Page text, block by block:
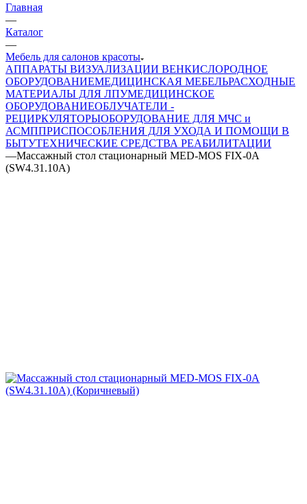
Главная
—
Каталог
—
Мебель для салонов красоты
АППАРАТЫ ВИЗУАЛИЗАЦИИ ВЕНКИСЛОРОДНОЕ
ОБОРУДОВАНИЕМЕДИЦИНСКАЯ МЕБЕЛЬРАСХОДНЫЕ
МАТЕРИАЛЫ ДЛЯ ЛПУМЕДИЦИНСКОЕ
ОБОРУДОВАНИЕОБЛУЧАТЕЛИ -
РЕЦИРКУЛЯТОРЫОБОРУДОВАНИЕ ДЛЯ МЧС и
АСМППРИСПОСОБЛЕНИЯ ДЛЯ УХОДА И ПОМОЩИ В
БЫТУТЕХНИЧЕСКИЕ СРЕДСТВА РЕАБИЛИТАЦИИ
—Массажный стол стационарный MED-MOS FIX-0A
(SW4.31.10A)